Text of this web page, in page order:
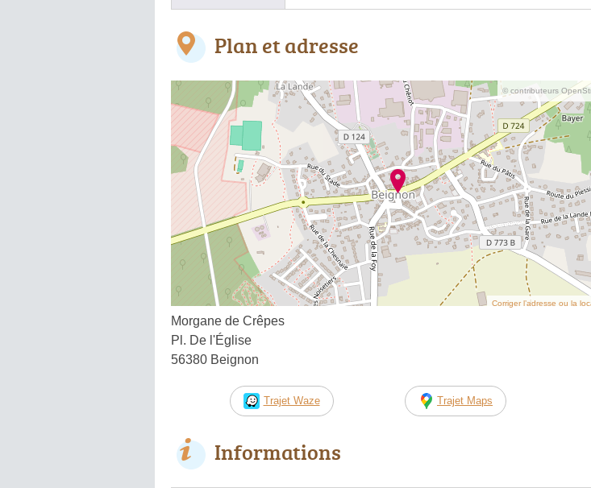
Plan et adresse
© contributeurs
Corriger l’adresse ou la
Morgane de Crêpes
Pl. De l'Église
56380 Beignon
Trajet Waze Trajet Maps
Informations